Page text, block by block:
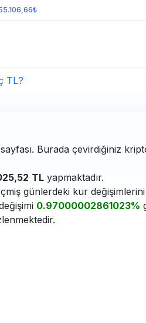
TL?
Burada çevirdiğiniz
TL yapmaktadır.
günlerdeki kur
0.97000002861023%